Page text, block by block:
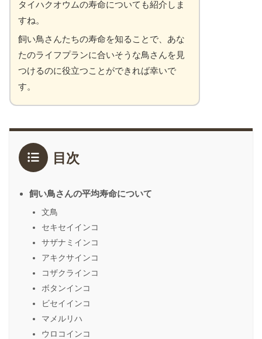
タイハクオウムの寿命についても紹介しま
すね。
飼い鳥さんたちの寿命を知ることで、あな
たのライフプランに合いそうな鳥さんを見
つけるのに役立つことができれば幸いで
す。
目次
飼い鳥さんの平均寿命について
文鳥
セキセイインコ
サザナミインコ
アキクサインコ
コザクラインコ
ボタンインコ
ビセイインコ
マメルリハ
ウロコインコ